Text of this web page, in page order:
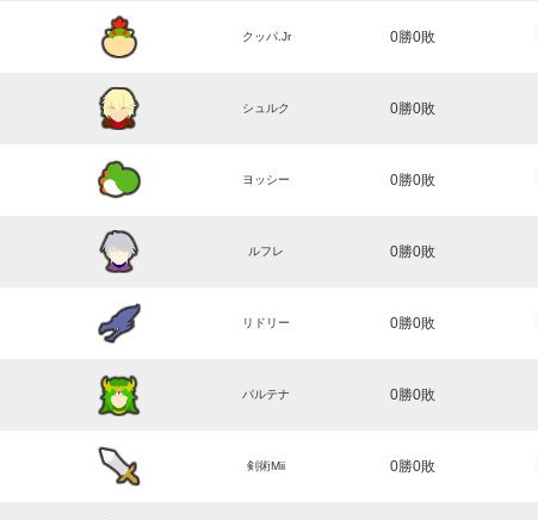
クッパ.Jr 0勝0敗
シュルク 0勝0敗
ヨッシー 0勝0敗
ルフレ 0勝0敗
リドリー 0勝0敗
パルテナ 0勝0敗
剣術Mii 0勝0敗